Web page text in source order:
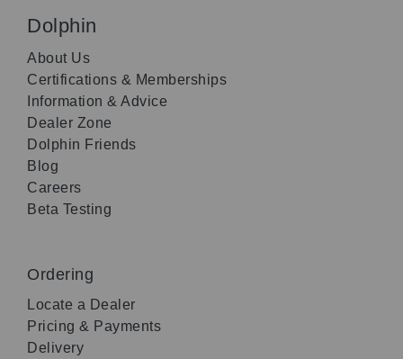
Dolphin
About Us
Certifications & Memberships
Information & Advice
Dealer Zone
Dolphin Friends
Blog
Careers
Beta Testing
Ordering
Locate a Dealer
Pricing & Payments
Delivery